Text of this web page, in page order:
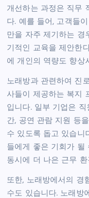
개선하는 과정은 직무
다. 예를 들어, 고객들
만을 자주 제기하는 경
기적인 교육을 제안한
에 개인의 역량도 향상
노래방과 관련하여 진
사들이 제공하는 복지
입니다. 일부 기업은 직
간, 공연 관람 지원 등
수 있도록 돕고 있습니
들에게 좋은 기회가 될
동시에 더 나은 근무
또한, 노래방에서의 경
수도 있습니다. 노래방